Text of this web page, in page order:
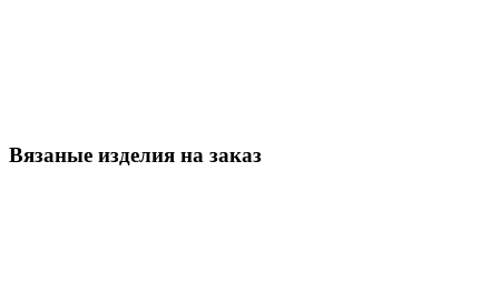
Вязаные изделия на заказ